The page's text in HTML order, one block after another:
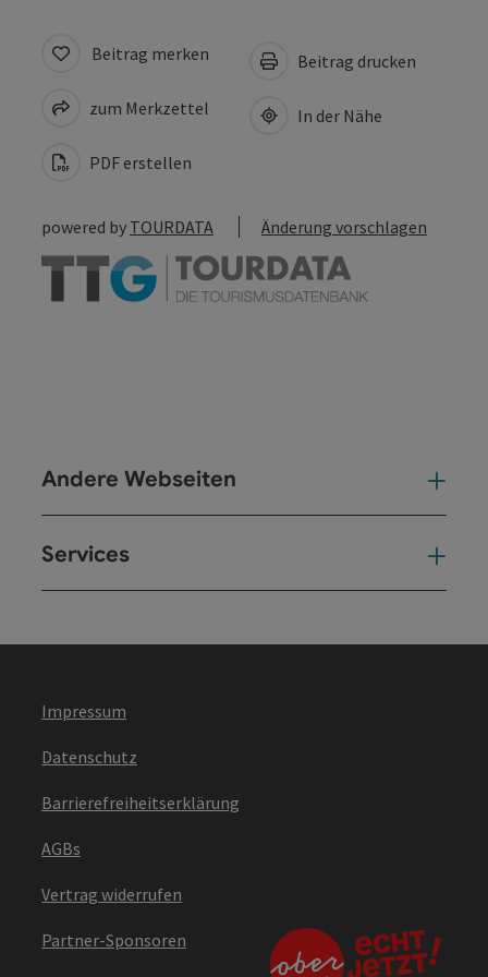
Beitrag merken
zum Merkzettel
PDF erstellen
Beitrag drucken
In der Nähe
powered by TOURDATA Änderung vorschlagen
Andere Webseiten
Services
Impressum
Datenschutz
Barrierefreiheitserklärung
AGBs
Vertrag widerrufen
Partner-Sponsoren